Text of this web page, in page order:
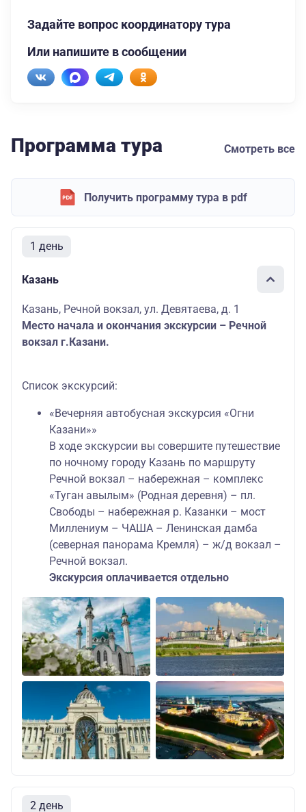
Задайте вопрос координатору тура
Или напишите в сообщении
Программа тура Смотреть все
Получить программу тура в pdf
1 день
Казань
Казань, Речной вокзал, ул. Девятаева, д. 1
Место начала и окончания экскурсии – Речной
вокзал г.Казани.
Список экскурсий:
«Вечерняя автобусная экскурсия «Огни
Казани»»
В ходе экскурсии вы совершите путешествие
по ночному городу Казань по маршруту
Речной вокзал – набережная – комплекс
«Туган авылым» (Родная деревня) – пл.
Свободы – набережная р. Казанки – мост
Миллениум – ЧАША – Ленинская дамба
(северная панорама Кремля) – ж/д вокзал –
Речной вокзал.
Экскурсия оплачивается отдельно
2 день